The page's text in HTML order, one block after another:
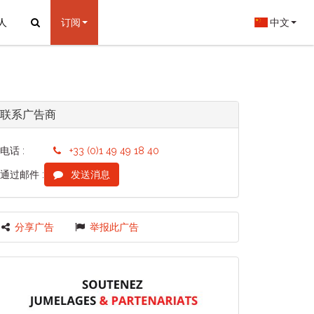
订阅 中文
联系广告商
电话 : +33 (0)1 49 49 18 40
通过邮件 : 发送消息
分享广告 举报此广告